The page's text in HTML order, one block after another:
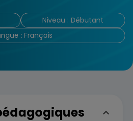
Niveau : Débutant
: Français